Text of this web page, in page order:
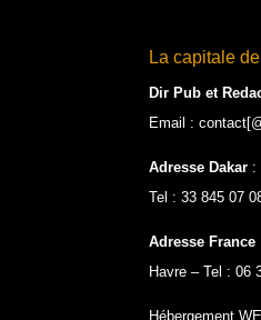
La capitale
Dir Pub et
Email :
Adresse Dakar :
Tel : 33 845 07
Adresse France
Havre – Tel : 06
Hébergement